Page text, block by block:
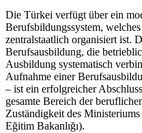
Die Türkei verfügt über ein
Berufsbildungssystem,
zentralstaatlich organisiert ist.
Berufsausbildung, die
Ausbildung systematisch
Aufnahme einer
– ist ein erfolgreicher
gesamte Bereich der
Zuständigkeit des
Eğitim Bakanlığı).